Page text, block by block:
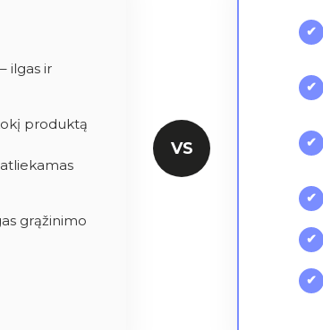
ilgas ir
produktą
grąžinimo
VS
✔
✔
✔
✔
✔
✔